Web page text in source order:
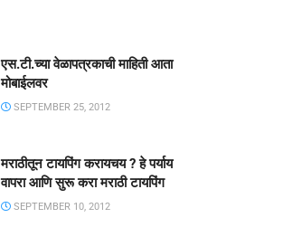
एस.टी.च्या वेळापत्रकाची माहिती आता
मोबाईलवर
SEPTEMBER 25, 2012
मराठीतून टायपिंग करायचय ? हे पर्याय
वापरा आणि सुरू करा मराठी टायपिंग
SEPTEMBER 10, 2012